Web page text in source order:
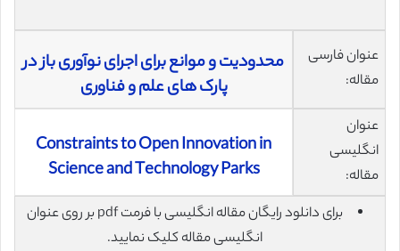
عنوان فارسی
مقاله:
محدودیت و موانع برای اجرای نوآوری باز در
پارک های علم و فناوری
عنوان
انگلیسی
مقاله:
Constraints to Open Innovation in
Science and Technology Parks
برای دانلود رایگان مقاله انگلیسی با فرمت pdf بر روی عنوان
انگلیسی مقاله کلیک نمایید.